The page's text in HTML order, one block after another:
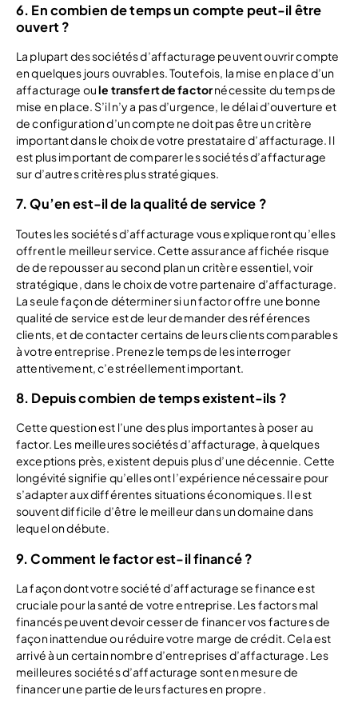
6. En combien de temps un compte peut-il être
ouvert ?
La plupart des sociétés d’affacturage peuvent ouvrir compte
en quelques jours ouvrables. Toutefois, la mise en place d’un
affacturage oule transfert de factornécessite du temps de
mise en place. S’il n’y a pas d’urgence, le délai d’ouverture et
de configuration d’un compte ne doit pas être un critère
important dans le choix de votre prestataire d’affacturage. Il
est plus important de comparer les sociétés d’affacturage
sur d’autres critères plus stratégiques.
7. Qu’en est-il de la qualité de service ?
Toutes les sociétés d’affacturage vous expliqueront qu’elles
offrent le meilleur service. Cette assurance affichée risque
de de repousser au second plan un critère essentiel, voir
stratégique, dans le choix de votre partenaire d’affacturage.
La seule façon de déterminer si un factor offre une bonne
qualité de service est de leur demander des références
clients, et de contacter certains de leurs clients comparables
à votre entreprise. Prenez le temps de les interroger
attentivement, c’est réellement important.
8. Depuis combien de temps existent-ils ?
Cette question est l’une des plus importantes à poser au
factor. Les meilleures sociétés d’affacturage, à quelques
exceptions près, existent depuis plus d’une décennie. Cette
longévité signifie qu’elles ont l’expérience nécessaire pour
s’adapter aux différentes situations économiques. Il est
souvent difficile d’être le meilleur dans un domaine dans
lequel on débute.
9. Comment le factor est-il financé ?
La façon dont votre société d’affacturage se finance est
cruciale pour la santé de votre entreprise. Les factors mal
financés peuvent devoir cesser de financer vos factures de
façon inattendue ou réduire votre marge de crédit. Cela est
arrivé à un certain nombre d’entreprises d’affacturage. Les
meilleures sociétés d’affacturage sont en mesure de
financer une partie de leurs factures en propre.